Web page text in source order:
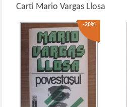
Carti Mario Vargas Llosa
-20%